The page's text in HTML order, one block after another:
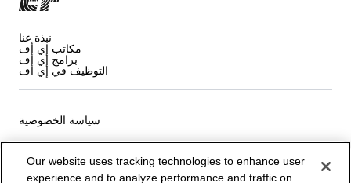
نبذة عنا
مكاتب إي أف
برامج إي أف
التوظيف في إي أف
سياسة الخصوصية
ملفات تعريف الارتباط
Our website uses tracking technologies to enhance user
experience and to analyze performance and traffic on